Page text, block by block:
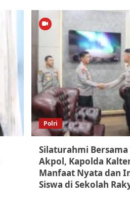
Polri
Silaturahmi Bersama
Akpol, Kapolda
Manfaat Nyata dan
Siswa di Sekolah